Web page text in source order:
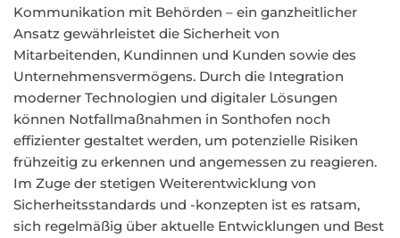
Kommunikation mit Behörden – ein ganzheitlicher
Ansatz gewährleistet die Sicherheit von
Mitarbeitenden, Kundinnen und Kunden sowie des
Unternehmensvermögens. Durch die Integration
moderner Technologien und digitaler Lösungen
können Notfallmaßnahmen in Sonthofen noch
effizienter gestaltet werden, um potenzielle Risiken
frühzeitig zu erkennen und angemessen zu reagieren.
Im Zuge der stetigen Weiterentwicklung von
Sicherheitsstandards und -konzepten ist es ratsam,
sich regelmäßig über aktuelle Entwicklungen und Best